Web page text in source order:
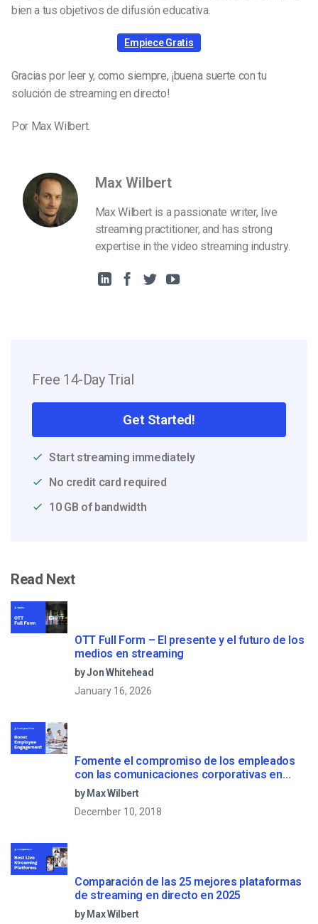
bien a tus objetivos de difusión educativa.
Empiece Gratis
Gracias por leer y, como siempre, ¡buena suerte con tu
solución de streaming en directo!
Por Max Wilbert.
Max Wilbert
Max Wilbert is a passionate writer, live
streaming practitioner, and has strong
expertise in the video streaming industry.
Free 14-Day Trial
Get Started!
Start streaming immediately
No credit card required
10 GB of bandwidth
Read Next
OTT Full Form – El presente y el futuro de los
medios en streaming
by Jon Whitehead
January 16, 2026
Fomente el compromiso de los empleados
con las comunicaciones corporativas en
directo
by Max Wilbert
December 10, 2018
Comparación de las 25 mejores plataformas
de streaming en directo en 2025
by Max Wilbert